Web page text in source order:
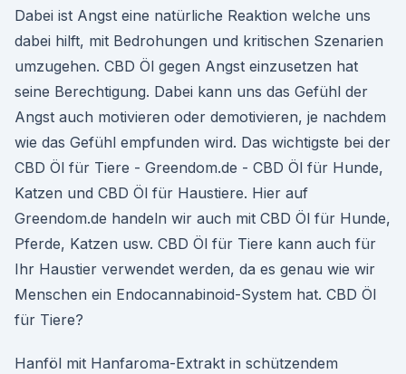
Dabei ist Angst eine natürliche Reaktion welche uns
dabei hilft, mit Bedrohungen und kritischen Szenarien
umzugehen. CBD Öl gegen Angst einzusetzen hat
seine Berechtigung. Dabei kann uns das Gefühl der
Angst auch motivieren oder demotivieren, je nachdem
wie das Gefühl empfunden wird. Das wichtigste bei der
CBD Öl für Tiere - Greendom.de - CBD Öl für Hunde,
Katzen und CBD Öl für Haustiere. Hier auf
Greendom.de handeln wir auch mit CBD Öl für Hunde,
Pferde, Katzen usw. CBD Öl für Tiere kann auch für
Ihr Haustier verwendet werden, da es genau wie wir
Menschen ein Endocannabinoid-System hat. CBD Öl
für Tiere?
Hanföl mit Hanfaroma-Extrakt in schützendem